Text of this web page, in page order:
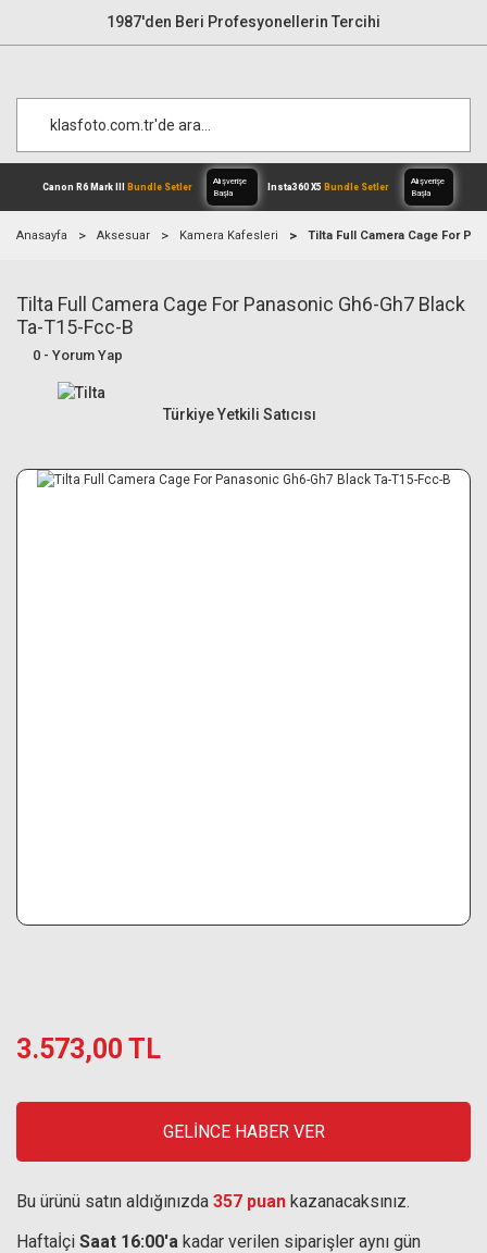
1987'den Beri Profesyonellerin Tercihi
Canon R6 Mark III Bundle Setler
Alışverişe
Anasayfa Aksesuar Kamera Kafesleri Tilta Full Camera Cage For
Tilta Full Camera Cage For Panasonic Gh6-Gh7 Black
Ta-T15-Fcc-B
0 - Yorum Yap
Türkiye Yetkili Satıcısı
3.573,00 TL
GELİNCE HABER VER
Bu ürünü satın aldığınızda 357 puan kazanacaksınız.
Haftaİçi Saat 16:00'a kadar verilen siparişler aynı gün